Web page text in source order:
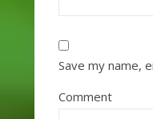
Save my name,
Comment